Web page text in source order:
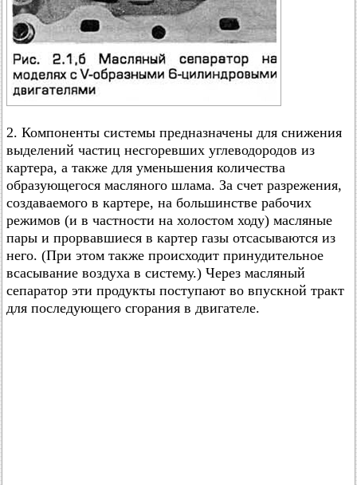
2. Компоненты системы предназначены для снижения
выделений частиц несгоревших углеводородов из
картера, а также для уменьшения количества
образующегося масляного шлама. За счет разрежения,
создаваемого в картере, на большинстве рабочих
режимов (и в частности на холостом ходу) масляные
пары и прорвавшиеся в картер газы отсасываются из
него. (При этом также происходит принудительное
всасывание воздуха в систему.) Через масляный
сепаратор эти продукты поступают во впускной тракт
для последующего сгорания в двигателе.